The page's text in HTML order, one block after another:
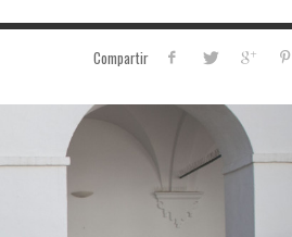
Compartir